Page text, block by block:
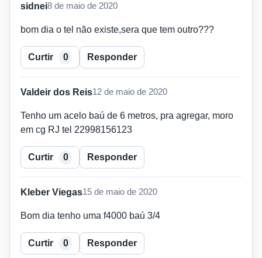
sidnei8 de maio de 2020
bom dia o tel não existe,sera que tem outro???
Curtir 0 Responder
Valdeir dos Reis12 de maio de 2020
Tenho um acelo baú de 6 metros, pra agregar, moro
em cg RJ tel 22998156123
Curtir 0 Responder
Kleber Viegas15 de maio de 2020
Bom dia tenho uma f4000 baú 3/4
Curtir 0 Responder